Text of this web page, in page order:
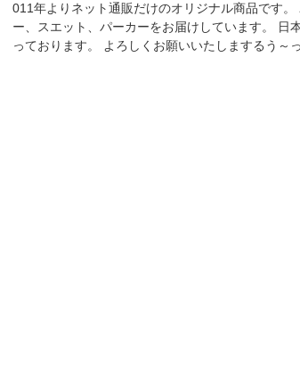
011年よりネット通販だけのオリジナル商品です
ー、スエット、パーカーをお届けしています。 日
っております。 よろしくお願いいたしまするう～っ